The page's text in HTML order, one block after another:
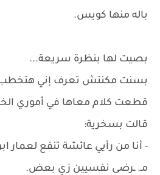
باله منها كويس.
بصيت لها بنظرة سريعة...
بسنت مكنتش تعرف إني هتخطب
قطعت كلام معاها في أموري
قالت بسخرية:
- أنا من رأيي عائشة تنفع لعمار
مـ. ـرضى نفسيين زي بعض.